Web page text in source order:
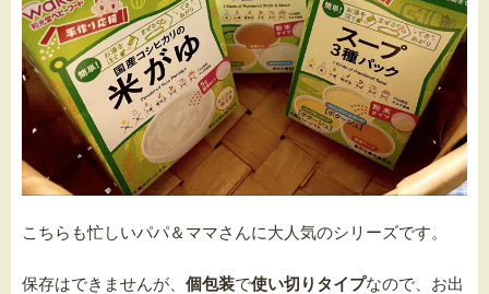
こちらも忙しいパパ＆ママさんに大人気のシリーズです。
保存はできませんが、 個包装で使い切りタイプなので、お出